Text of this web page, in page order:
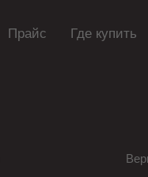
Прайс Где купить